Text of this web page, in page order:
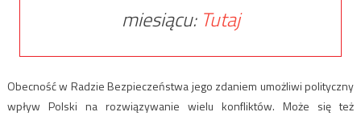
miesiącu: Tutaj
Obecność w Radzie Bezpieczeństwa jego zdaniem umożliwi polityczny
wpływ Polski na rozwiązywanie wielu konfliktów. Może się też